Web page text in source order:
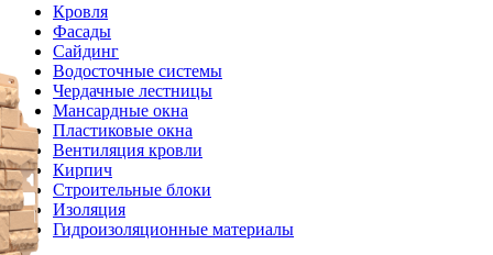
Кровля
Фасады
Сайдинг
Водосточные системы
Чердачные лестницы
Мансардные окна
Пластиковые окна
Вентиляция кровли
Кирпич
Строительные блоки
Изоляция
Гидроизоляционные материалы